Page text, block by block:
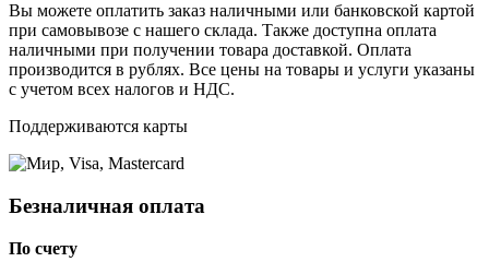
Вы можете оплатить заказ наличными или банковской картой
при самовывозе с нашего склада. Также доступна оплата
наличными при получении товара доставкой. Оплата
производится в рублях. Все цены на товары и услуги указаны
с учетом всех налогов и НДС.
Поддерживаются карты
Безналичная оплата
По счету